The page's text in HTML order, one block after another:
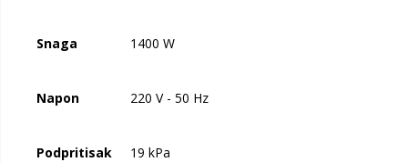
Snaga 1400 W
Napon 220 V - 50 Hz
Podpritisak 19 kPa